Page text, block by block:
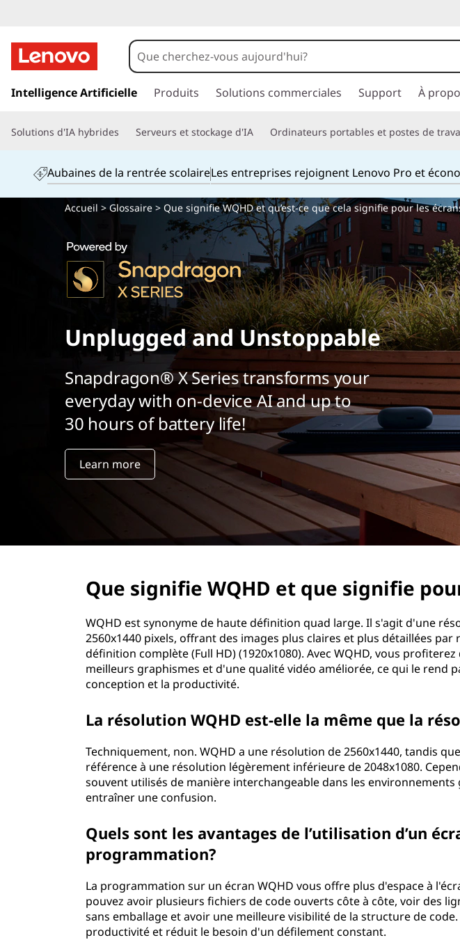
a
e
c
Intelligence Artificielle Produits Solutions commerciales Support À
Solutions d'IA hybrides Serveurs et stockage d'IA Ordinateurs portables et postes de
Aubaines de la rentrée scolaireLes entreprises rejoignent Lenovo Pro et
Accueil > Glossaire> Que signifie WQHD et qu’est-ce que cela signifie pour les
Unplugged and Unstoppable
Snapdragon® X Series transforms your
everyday with on-device AI and up to
30 hours of battery life!
Learn more
Que signifie WQHD et que signifie
WQHD est synonyme de haute définition quad large. Il s'agit d'une
2560x1440 pixels, offrant des images plus claires et plus détaillées
définition complète (Full HD) (1920x1080). Avec WQHD, vous
meilleurs graphismes et d'une qualité vidéo améliorée, ce qui le rend
conception et la productivité.
La résolution WQHD est-elle la même que la
Techniquement, non. WQHD a une résolution de 2560x1440, tandis
référence à une résolution légèrement inférieure de 2048x1080.
souvent utilisés de manière interchangeable dans les
entraîner une confusion.
Quels sont les avantages de l’utilisation d’un
programmation?
La programmation sur un écran WQHD vous offre plus d'espace à
pouvez avoir plusieurs fichiers de code ouverts côte à côte, voir des
sans emballage et avoir une meilleure visibilité de la structure de
productivité et réduit le besoin d'un défilement constant.